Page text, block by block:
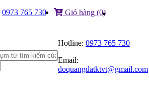
0973 765 730 Giỏ hàng (0)
Hotline: 0973 765 730
Email:
doquangdatktvt@gmail.com